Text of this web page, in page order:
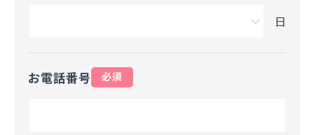
日
お電話番号 必須